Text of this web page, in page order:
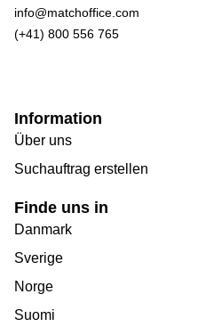
info@matchoffice.com
(+41) 800 556 765
Information
Über uns
Suchauftrag erstellen
Finde uns in
Danmark
Sverige
Norge
Suomi